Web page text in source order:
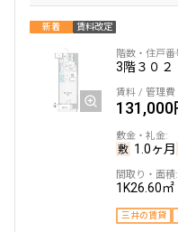
新着 賃料改定
3階３０２
131,000
1.0ヶ月
1K26.60㎡
三井の賃貸